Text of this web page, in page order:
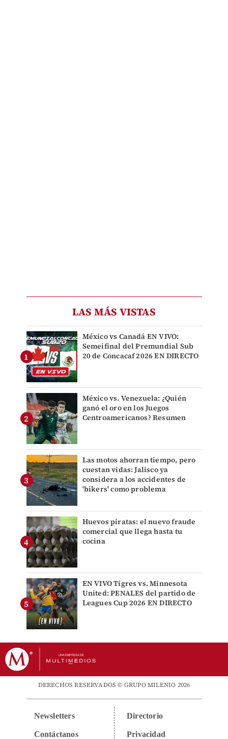
LAS MÁS VISTAS
México vs Canadá EN VIVO:
Semeifinal del Premundial Sub
20 de Concacaf 2026 EN DIRECTO
México vs. Venezuela: ¿Quién
ganó el oro en los Juegos
Centroamericanos? Resumen
Las motos ahorran tiempo, pero
cuestan vidas: Jalisco ya
considera a los accidentes de
'bikers' como problema
Huevos piratas: el nuevo fraude
comercial que llega hasta tu
cocina
EN VIVO Tigres vs. Minnesota
United: PENALES del partido de
Leagues Cup 2026 EN DIRECTO
DERECHOS RESERVADOS © GRUPO MILENIO 2026
Newsletters
Contáctanos
Directorio
Privacidad